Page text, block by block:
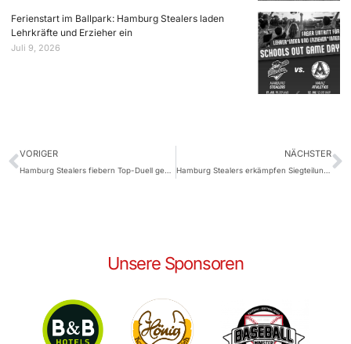
Ferienstart im Ballpark: Hamburg Stealers laden
Lehrkräfte und Erzieher ein
Juli 9, 2026
VORIGER NÄCHSTER
Unsere Sponsoren